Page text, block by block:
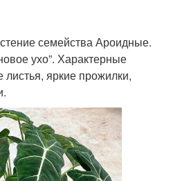
семейства Ароидные.
ухо”. Характерные
листья, яркие прожилки,